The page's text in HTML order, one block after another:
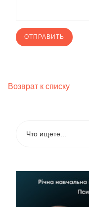
Возврат к списку